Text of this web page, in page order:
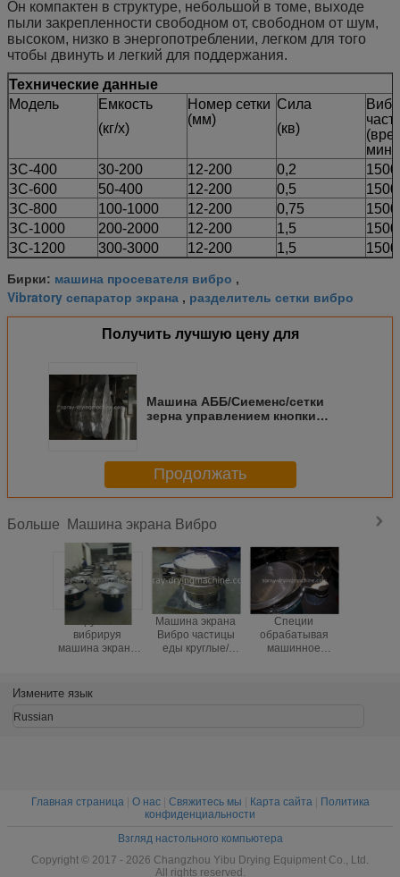
Он компактен в структуре, небольшой в томе, выходе
пыли закрепленности свободном от, свободном от шум,
высоком, низко в энергопотреблении, легком для того
чтобы двинуть и легкий для поддержания.
Технические данные
Модель
Емкость
(кг/х)
Номер сетки
(мм)
Сила
(кв)
ЗС-400
30-200 12-200 0,2
1500
ЗС-600
50-400 12-200 0,5
1500
ЗС-800
100-1000 12-200 0,75
1500
ЗС-1000
200-2000 12-200 1,5
1500
ЗС-1200
300-3000 12-200 1,5 1500
Бирки: машина просевателя вибро ,
Vibratory сепаратор экрана , разделитель сетки вибро
Получить лучшую цену для
Машина АББ/Сиеменс/сетки
зерна управлением кнопки
Продолжать
Больше Машина экрана Вибро
вибрируя
машина экрана
отделять
частицу и
Машина экрана
Вибро частицы
еды круглые/
Специи
обрабатывая
машинное
Измените язык
Russian
Главная страница| О нас| Свяжитесь мы Карта сайта|
Политика
конфиденциальности
Взгляд настольного компьютера
Copyright © 2017 - 2026 Changzhou Yibu Drying Equipment Co., Ltd.
All rights reserved.